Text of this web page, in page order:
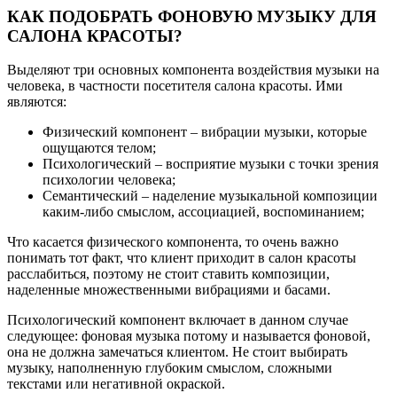
КАК ПОДОБРАТЬ ФОНОВУЮ МУЗЫКУ ДЛЯ
САЛОНА КРАСОТЫ?
Выделяют три основных компонента воздействия музыки на
человека, в частности посетителя салона красоты. Ими
являются:
Физический компонент – вибрации музыки, которые
ощущаются телом;
Психологический – восприятие музыки с точки зрения
психологии человека;
Семантический – наделение музыкальной композиции
каким-либо смыслом, ассоциацией, воспоминанием;
Что касается физического компонента, то очень важно
понимать тот факт, что клиент приходит в салон красоты
расслабиться, поэтому не стоит ставить композиции,
наделенные множественными вибрациями и басами.
Психологический компонент включает в данном случае
следующее: фоновая музыка потому и называется фоновой,
она не должна замечаться клиентом. Не стоит выбирать
музыку, наполненную глубоким смыслом, сложными
текстами или негативной окраской.